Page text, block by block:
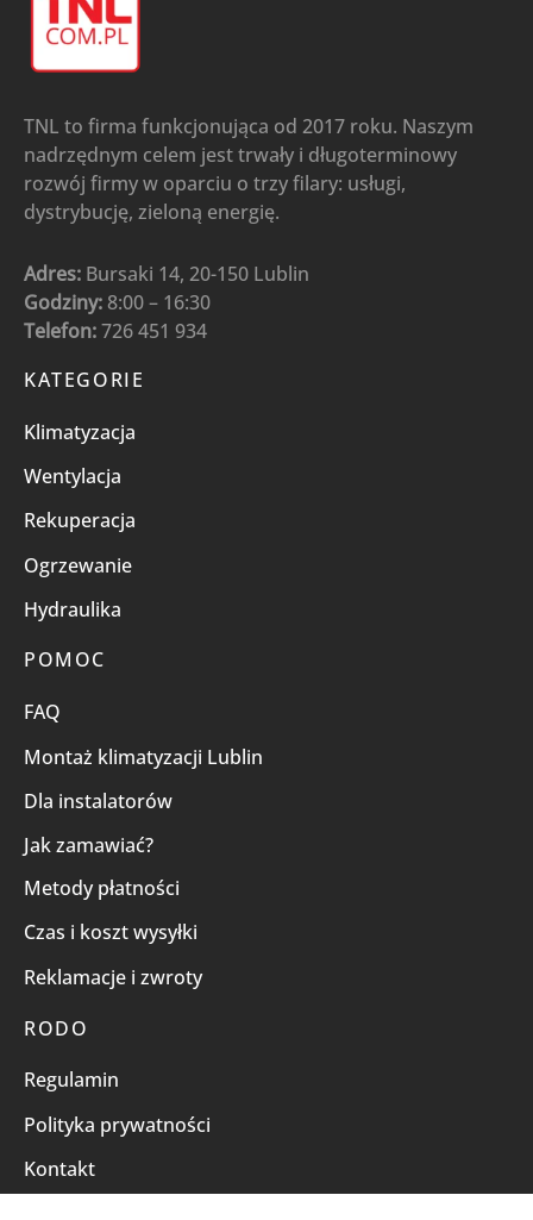
TNL to firma funkcjonująca od 2017 roku. Naszym
nadrzędnym celem jest trwały i długoterminowy
rozwój firmy w oparciu o trzy filary: usługi,
dystrybucję, zieloną energię.
Adres: Bursaki 14, 20-150 Lublin
Godziny: 8:00 – 16:30
Telefon:726 451 934
KATEGORIE
Klimatyzacja
Wentylacja
Rekuperacja
Ogrzewanie
Hydraulika
POMOC
FAQ
Montaż klimatyzacji Lublin
Dla instalatorów
Jak zamawiać?
Metody płatności
Czas i koszt wysyłki
Reklamacje i zwroty
RODO
Regulamin
Polityka prywatności
Kontakt